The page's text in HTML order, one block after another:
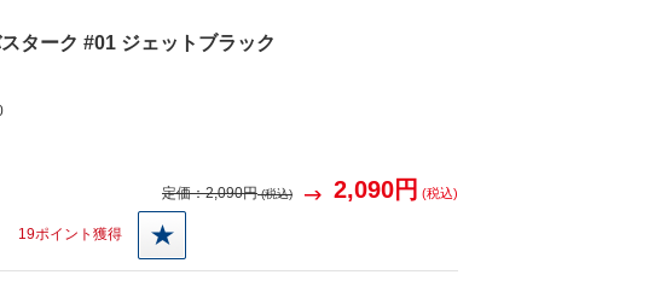
ターク #01 ジェットブラック
定価：2,090円(税込) 2,090円 (税込)
19ポイント獲得